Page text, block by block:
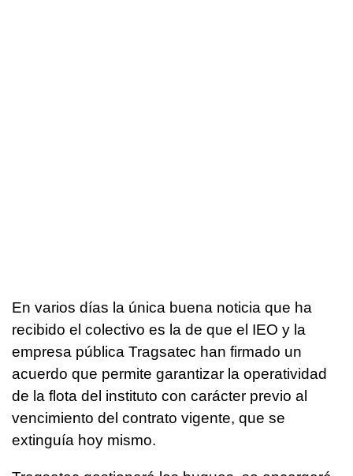
En varios días la única buena noticia que ha
recibido el colectivo es la de que el IEO y la
empresa pública Tragsatec han firmado un
acuerdo que permite garantizar la operatividad
de la flota del instituto con carácter previo al
vencimiento del contrato vigente, que se
extinguía hoy mismo.